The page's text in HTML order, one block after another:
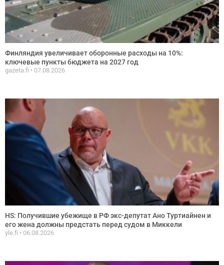
Финляндия увеличивает оборонные расходы на 10%:
ключевые пункты бюджета на 2027 год
gazeta.fi 07.08.2026
HS: Получившие убежище в РФ экс-депутат Ано Туртиайнен и
его жена должны предстать перед судом в Миккели
yle.fi 06.08.2026